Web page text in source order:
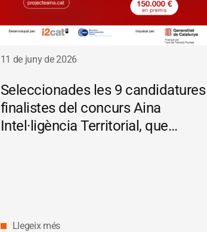
11 de juny de 2026
Seleccionades les 9 candidatures
finalistes del concurs Aina
Intel·ligència Territorial, que
Llegeix més